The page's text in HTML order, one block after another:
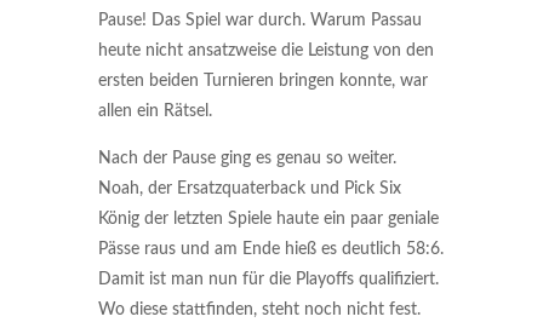
Pause! Das Spiel war durch. Warum Passau
heute nicht ansatzweise die Leistung von den
ersten beiden Turnieren bringen konnte, war
allen ein Rätsel.
Nach der Pause ging es genau so weiter.
Noah, der Ersatzquaterback und Pick Six
König der letzten Spiele haute ein paar geniale
Pässe raus und am Ende hieß es deutlich 58:6.
Damit ist man nun für die Playoffs qualifiziert.
Wo diese stattfinden, steht noch nicht fest.